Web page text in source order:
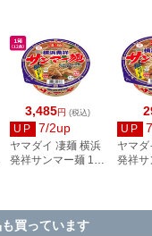
3,485円 (税込)
UP 7/2up
ヤマダイ 凄麺 横浜
発祥サンマー麺 12
UP
ヤマ
発祥サ
買っています